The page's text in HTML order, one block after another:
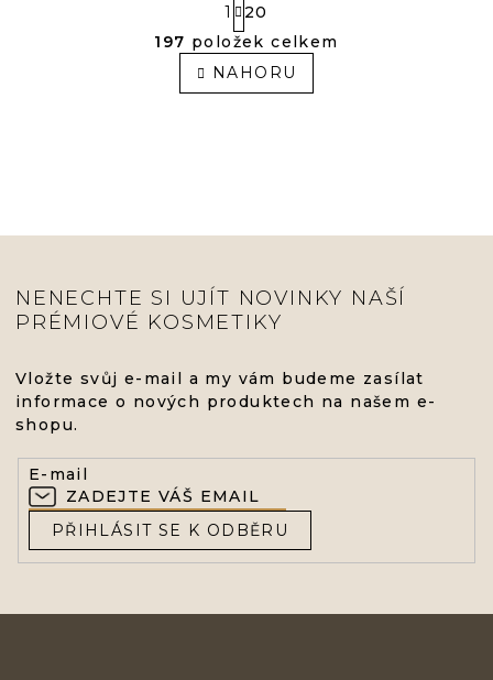
O
V
L
R
Y
V
I
S
T
R
Á
N
K
1
20
197 položek celkem
NAHORU
NENECHTE SI UJÍT NOVINKY NAŠÍ
PRÉMIOVÉ KOSMETIKY
Vložte svůj e-mail a my vám budeme zasílat
informace o nových produktech na našem e-
shopu.
E-mail
PŘIHLÁSIT SE K ODBĚRU